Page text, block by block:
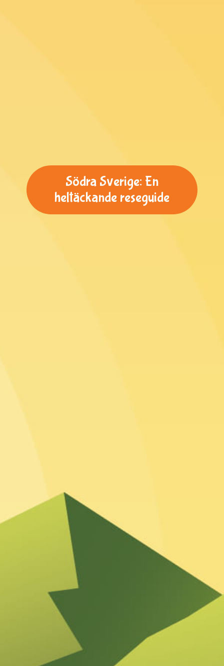
Södra Sverige: En
heltäckande reseguide